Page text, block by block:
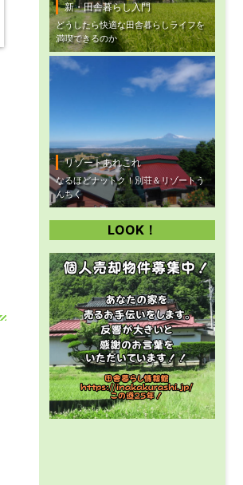
新・田舎暮らし入門
どうしたら快適な田舎暮らしライフを
満喫できるのか
リゾートあれこれ
なるほどナットク！別荘＆リゾートう
んちく
LOOK！